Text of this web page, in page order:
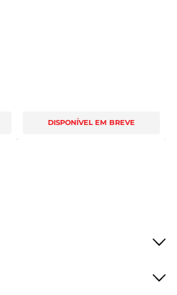
DISPONÍVEL EM BREVE